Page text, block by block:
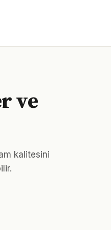
ve
kalitesini